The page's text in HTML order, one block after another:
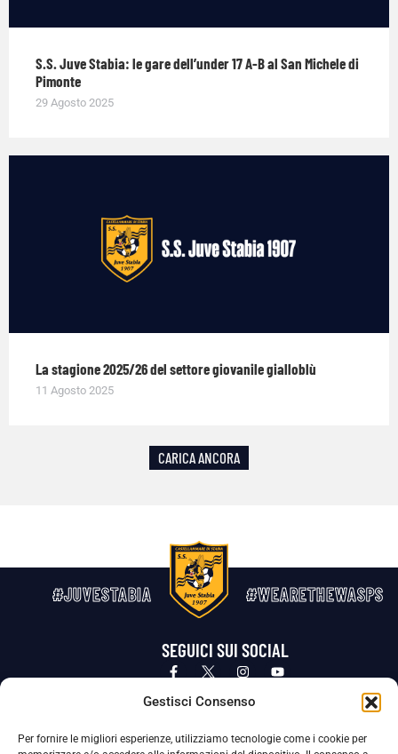
Gestisci Consenso
Per fornire le migliori esperienze, utilizziamo tecnologie come i cookie per
S.S. Juve Stabia: le gare dell’under 17 A-B al San Michele di
Pimonte
29 Agosto 2025
La stagione 2025/26 del settore giovanile gialloblù
11 Agosto 2025
CARICA ANCORA
#JUVESTABIA #WEARETHEWASPS
SEGUICI SUI SOCIAL
Privacy Policy Cookie Policy
La Società ha nominato il Responsabile della Protezione dei Dati Personali (DPO), figura specializzata che vigila sulle modalità